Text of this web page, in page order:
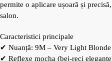
permite o aplicare ușoară și
salon.
Caracteristici principale
✔ Nuanță: 9M – Very Light Blonde
✔ Reflexe mocha (bej-reci